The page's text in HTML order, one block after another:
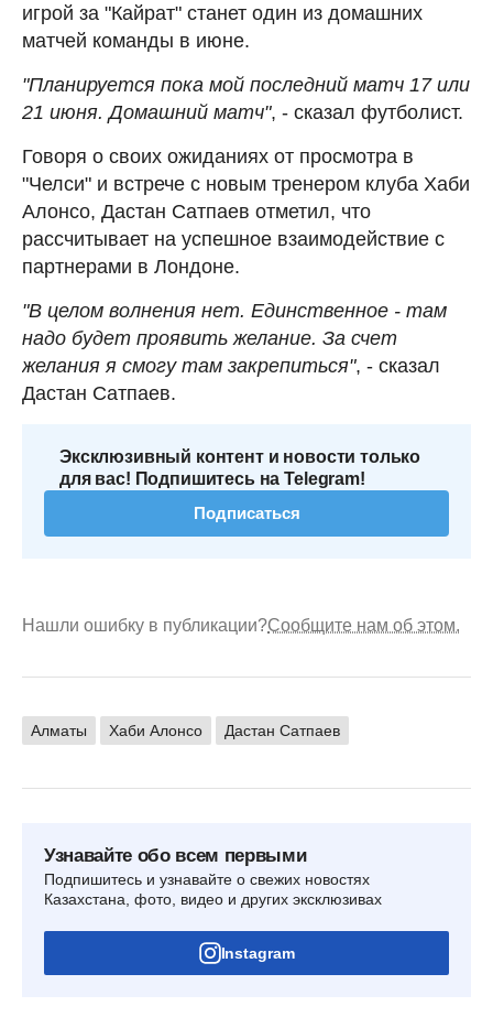
игрой за "Кайрат" станет один из домашних
матчей команды в июне.
"Планируется пока мой последний матч 17 или
21 июня. Домашний матч", - сказал футболист.
Говоря о своих ожиданиях от просмотра в
"Челси" и встрече с новым тренером клуба Хаби
Алонсо, Дастан Сатпаев отметил, что
рассчитывает на успешное взаимодействие с
партнерами в Лондоне.
"В целом волнения нет. Единственное - там
надо будет проявить желание. За счет
желания я смогу там закрепиться", - сказал
Дастан Сатпаев.
Эксклюзивный контент и новости только
для вас! Подпишитесь на Telegram!
Подписаться
Нашли ошибку в публикации?Сообщите нам об этом.
Алматы Хаби Алонсо Дастан Сатпаев
Узнавайте обо всем первыми
Подпишитесь и узнавайте о свежих новостях
Казахстана, фото, видео и других эксклюзивах
Instagram